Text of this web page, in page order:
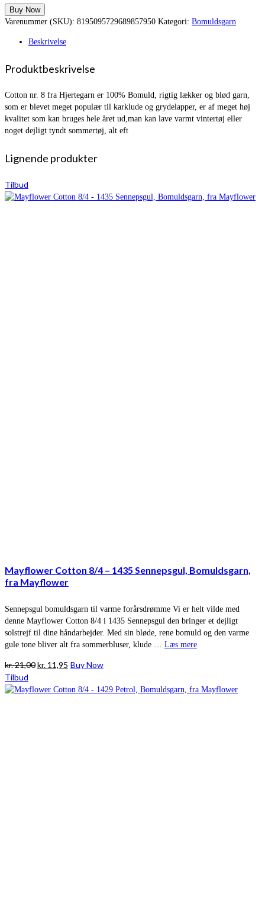
pris
var:
er:
Buy Now
Varenummer (SKU): 8195095729689857950 Kategori: Bomuldsgarn
Beskrivelse
Produktbeskrivelse
Cotton nr. 8 fra Hjertegarn er 100% Bomuld, rigtig lækker og blød garn,
som er blevet meget populær til karklude og grydelapper, er af meget høj
kvalitet som kan bruges hele året ud,man kan lave varmt vintertøj eller
noget dejligt tyndt sommertøj, alt eft
Lignende produkter
Tilbud
Mayflower Cotton 8/4 – 1435 Sennepsgul, Bomuldsgarn,
fra Mayflower
Sennepsgul bomuldsgarn til varme forårsdrømme Vi er helt vilde med
denne Mayflower Cotton 8/4 i 1435 Sennepsgul den bringer et dejligt
solstrejf til dine håndarbejder. Med sin bløde, rene bomuld og den varme
gule tone bliver alt fra sommerbluser, klude … Læs mere
kr.21,00Den
pris
kr. 11,95 Den
pris
Buy Now
Tilbud